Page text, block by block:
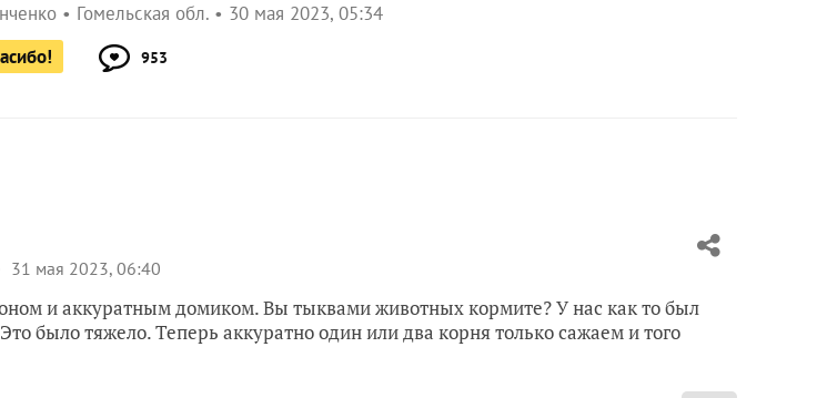
Гомельская обл.
30 мая 2023, 05:34
953
31 мая 2023, 06:40
и аккуратным домиком. Вы тыквами животных кормите? У нас как то был
было тяжело. Теперь аккуратно один или два корня только сажаем и того